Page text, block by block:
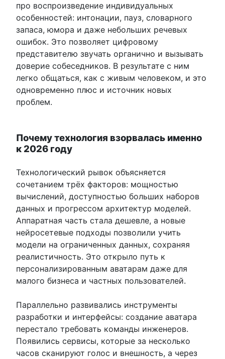
про воспроизведение индивидуальных
особенностей: интонации, пауз, словарного
запаса, юмора и даже небольших речевых
ошибок. Это позволяет цифровому
представителю звучать органично и вызывать
доверие собеседников. В результате с ним
легко общаться, как с живым человеком, и это
одновременно плюс и источник новых
проблем.
Почему технология взорвалась именно
к 2026 году
Технологический рывок объясняется
сочетанием трёх факторов: мощностью
вычислений, доступностью больших наборов
данных и прогрессом архитектур моделей.
Аппаратная часть стала дешевле, а новые
нейросетевые подходы позволили учить
модели на ограниченных данных, сохраняя
реалистичность. Это открыло путь к
персонализированным аватарам даже для
малого бизнеса и частных пользователей.
Параллельно развивались инструменты
разработки и интерфейсы: создание аватара
перестало требовать команды инженеров.
Появились сервисы, которые за несколько
часов сканируют голос и внешность, а через